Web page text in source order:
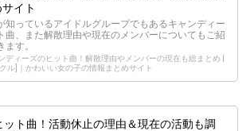
イト
知っているアイドルグループでもあるキャンディー
曲、また解散理由や現在のメンバーについてもご紹
す。
ディーズのヒット曲！解散理由やメンバーの現在も総まとめ |
ル]｜かわいい女の子の情報まとめサイト
ット曲！活動休止の理由＆現在の活動も調